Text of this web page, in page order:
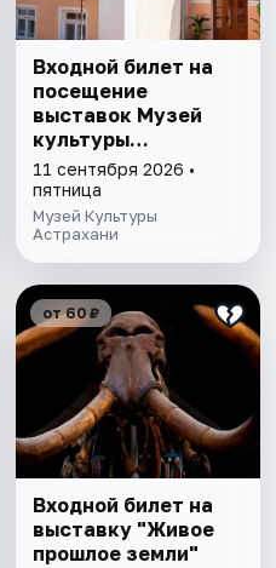
Входной билет на
посещение
выставок Музей
культуры
Астрахани
11 сентября 2026 •
пятница
Музей Культуры
Астрахани
от 60 ₽
Входной билет на
выставку "Живое
прошлое земли"